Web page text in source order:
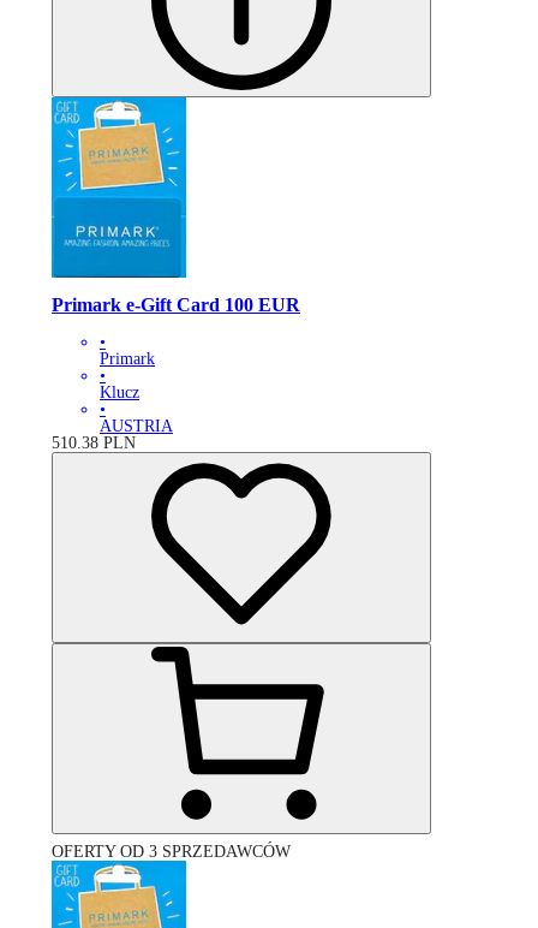
Primark e-Gift Card 100 EUR
•
Primark
•
Klucz
•
AUSTRIA
510.38 PLN
OFERTY OD 3 SPRZEDAWCÓW